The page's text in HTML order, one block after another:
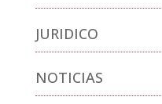
JURIDICO
NOTICIAS